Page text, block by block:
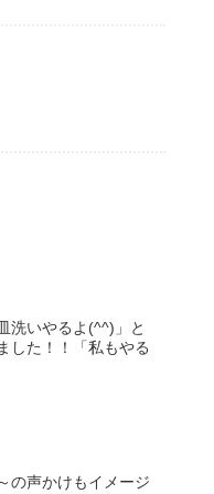
洗いやるよ(^^)」と
した！！「私もやる
の声かけもイメージ